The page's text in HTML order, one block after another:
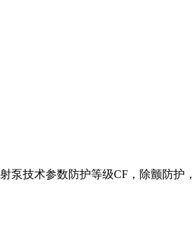
泵技术参数防护等级CF，除颤防护